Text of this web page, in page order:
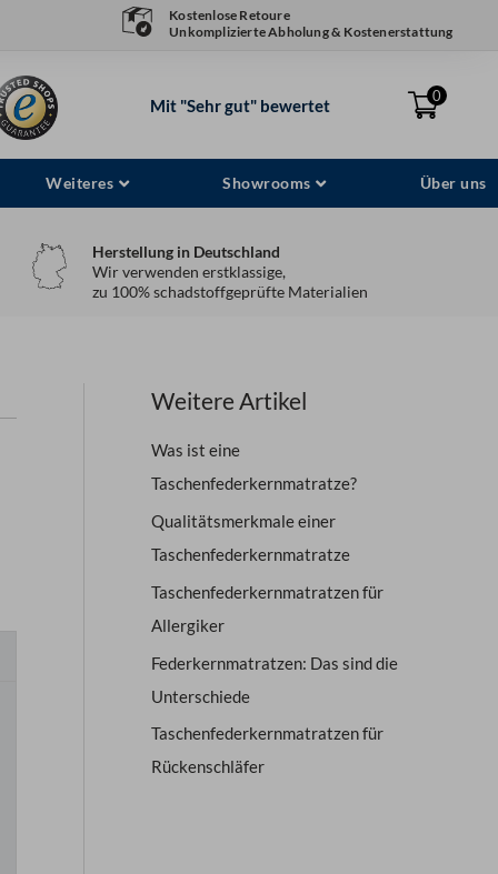
Kostenlose Retoure
Unkomplizierte Abholung & Kostenerstattung
Mit "Sehr gut" bewertet 0
Weiteres Showrooms Über uns
Herstellung in Deutschland
Wir verwenden erstklassige,
zu 100% schadstoffgeprüfte Materialien
Weitere Artikel
Was ist eine
Taschenfederkernmatratze?
Qualitätsmerkmale einer
Taschenfederkernmatratze
Taschenfederkernmatratzen für
Allergiker
Federkernmatratzen: Das sind die
Unterschiede
Taschenfederkernmatratzen für
Rückenschläfer